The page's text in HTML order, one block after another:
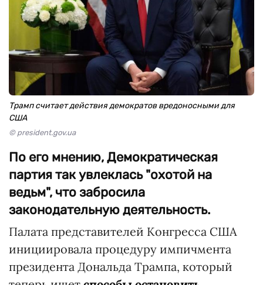
Трамп считает действия демократов вредоносными для
США
© president.gov.ua
По его мнению, Демократическая
партия так увлеклась "охотой на
ведьм", что забросила
законодательную деятельность.
Палата представителей Конгресса США
инициировала процедуру импичмента
президента Дональда Трампа, который